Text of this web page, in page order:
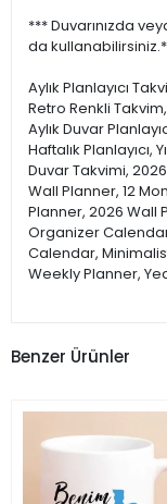
*** Duvarınızda
da
Aylık Planlayıcı
Retro Renkli
Aylık Duvar
Haftalık Planlayıcı,
Duvar Takvimi,
Wall Planner, 12
Planner, 2026 Wall
Organizer
Calendar,
Weekly Planner,
Benzer Ürünler